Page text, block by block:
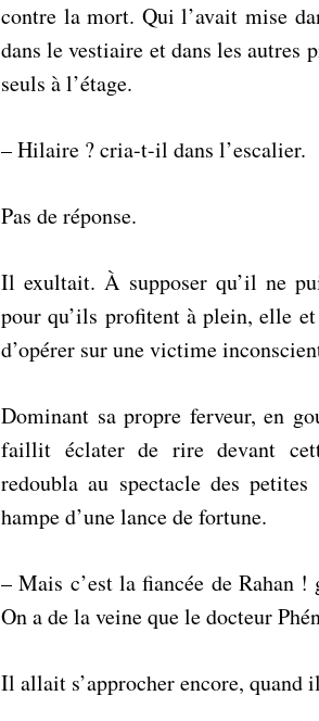
contre la mort. Qui l’avait mise
dans le vestiaire et dans les autres
seuls à l’étage.
– Hilaire ? cria-t-il dans l’escalier.
Pas de réponse.
Il exultait. À supposer qu’il ne
pour qu’ils profitent à plein, elle
d’opérer sur une victime
Dominant sa propre ferveur, en
faillit éclater de rire devant
redoubla au spectacle des
hampe d’une lance de fortune.
– Mais c’est la fiancée de Rahan
On a de la veine que le docteur
Il allait s’approcher encore, quand